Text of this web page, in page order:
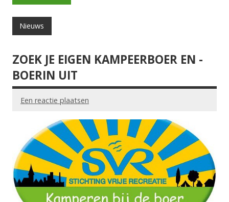
Nieuws
ZOEK JE EIGEN KAMPEERBOER EN -
BOERIN UIT
Een reactie plaatsen